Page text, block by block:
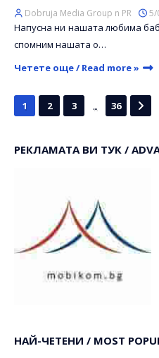
Dobruja Media Group n PR 5/
Напусна ни нашата любима
спомним нашата о…
Четете още / Read more »
1 2 3 ... 36
РЕКЛАМАТА ВИ ТУК /
НАЙ-ЧЕТЕНИ / MOST